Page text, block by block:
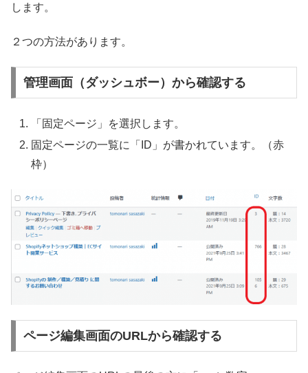
します。
２つの方法があります。
管理画面（ダッシュボー）から確認する
「固定ページ」を選択します。
固定ページの一覧に「ID」が書かれています。（赤
枠）
ページ編集画面のURLから確認する